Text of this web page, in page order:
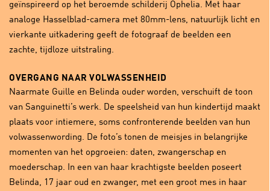
geïnspireerd op het beroemde schilderij Ophelia. Met haar
analoge Hasselblad-camera met 80mm-lens, natuurlijk licht en
vierkante uitkadering geeft de fotograaf de beelden een
zachte, tijdloze uitstraling.
OVERGANG NAAR VOLWASSENHEID
Naarmate Guille en Belinda ouder worden, verschuift de toon
van Sanguinetti’s werk. De speelsheid van hun kindertijd maakt
plaats voor intiemere, soms confronterende beelden van hun
volwassenwording. De foto’s tonen de meisjes in belangrijke
momenten van het opgroeien: daten, zwangerschap en
moederschap. In een van haar krachtigste beelden poseert
Belinda, 17 jaar oud en zwanger, met een groot mes in haar